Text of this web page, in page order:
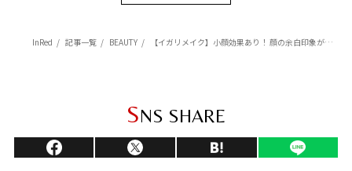
InRed 記事一覧 BEAUTY 【イガリメイク】小顔効果あり！ 顔の余白印象が減る！鼻先にもチークを入れよう♡
SNS SHARE